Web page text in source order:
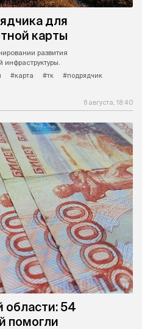
для
карты
развития
#карта #тк #подрядчик
6 августа, 18:40
54
помогли